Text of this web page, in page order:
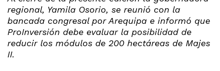
regional, Yamila Osorio, se reunió con la
bancada congresal por Arequipa e informó que
ProInversión debe evaluar la posibilidad de
reducir los módulos de 200 hectáreas de Majes
II.